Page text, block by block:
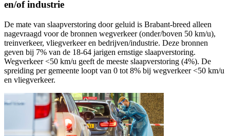
en/of industrie
De mate van slaapverstoring door geluid is Brabant-breed alleen
nagevraagd voor de bronnen wegverkeer (onder/boven 50 km/u),
treinverkeer, vliegverkeer en bedrijven/industrie. Deze bronnen
geven bij 7% van de 18-64 jarigen ernstige slaapverstoring.
Wegverkeer <50 km/u geeft de meeste slaapverstoring (4%). De
spreiding per gemeente loopt van 0 tot 8% bij wegverkeer <50 km/u
en vliegverkeer.